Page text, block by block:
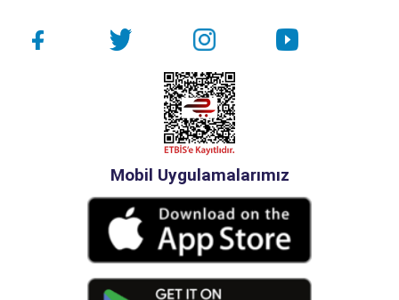
Mobil Uygulamalarımız